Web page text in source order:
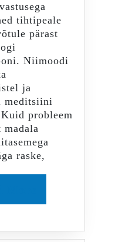
tihtipeale
pärast
Niimoodi
ja
meditsiini
probleem
madala
raske,
More